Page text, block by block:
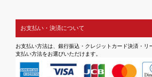
お支払い・決済について
お支払い方法は、銀行振込・クレジットカード決済・リ
支払い方法をお選びいただけます。